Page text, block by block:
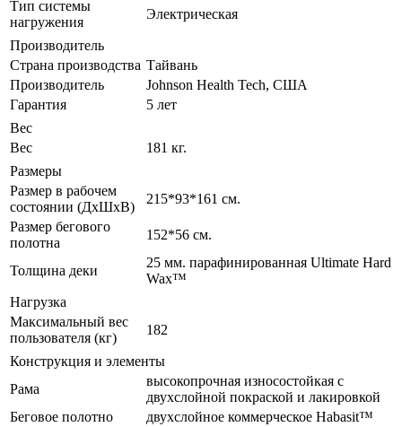
Тип системы
нагружения
Электрическая
Производитель
Страна производства Тайвань
Производитель
Johnson Health Tech, США
Гарантия
5 лет
Вес
Вес
181 кг.
Размеры
Размер в рабочем
состоянии (ДxШxВ)
215*93*161 см.
Размер бегового
полотна
152*56 см.
Толщина деки
25 мм. парафинированная Ultimate Hard
Wax™
Нагрузка
Максимальный вес
пользователя (кг)
182
Конструкция и элементы
Рама
высокопрочная износостойкая с
двухслойной покраской и лакировкой
Беговое полотно
двухслойное коммерческое Habasit™